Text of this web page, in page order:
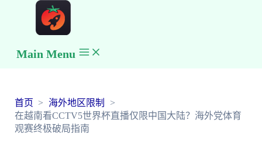
Main Menu
首页
海外地区限制
在越南看CCTV5世界杯直播仅限中国大陆？海外党体育
观赛终极破局指南